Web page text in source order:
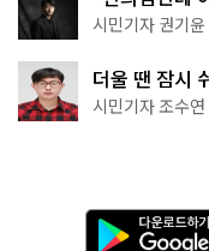
한 편의점의 정
시민기자 권기윤
더울 땐 잠시
·무더위쉼터까지
시민기자 조수연
다
운